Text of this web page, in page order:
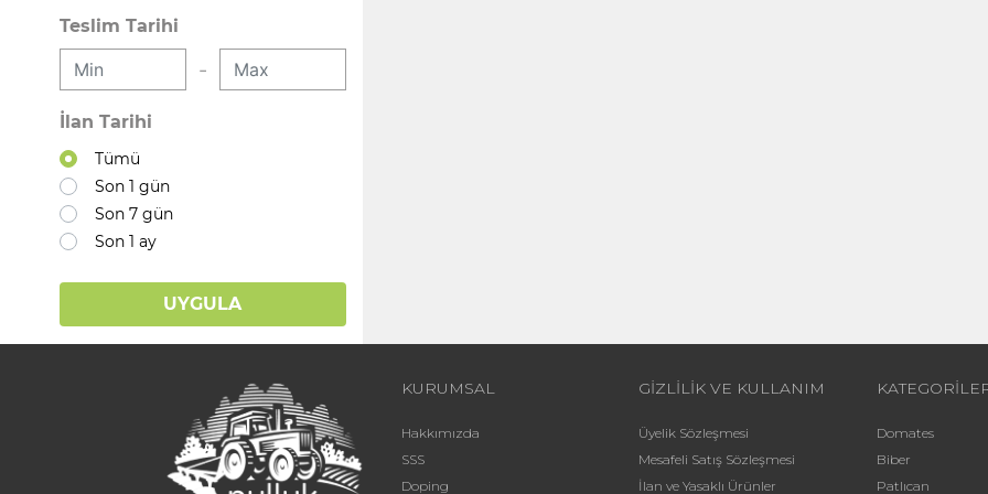
Teslim Tarihi
-
İlan Tarihi
Tümü
Son 1 gün
Son 7 gün
Son 1 ay
UYGULA
KURUMSAL
Hakkımızda
SSS
Doping
GİZLİLİK VE KULLANIM
Üyelik Sözleşmesi
Mesafeli Satış Sözleşmesi
İlan ve Yasaklı Ürünler
Domates
Biber
Patlıcan